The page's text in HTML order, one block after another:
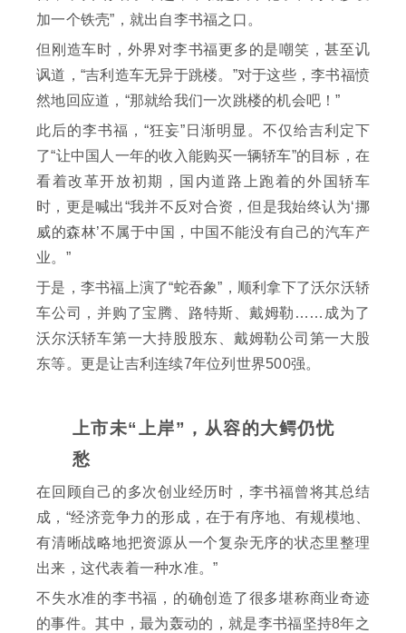
加一个铁壳”，就出自李书福之口。
但刚造车时，外界对李书福更多的是嘲笑，甚至讥
讽道，“吉利造车无异于跳楼。”对于这些，李书福愤
然地回应道，“那就给我们一次跳楼的机会吧！”
此后的李书福，“狂妄”日渐明显。不仅给吉利定下
了“让中国人一年的收入能购买一辆轿车”的目标，在
看着改革开放初期，国内道路上跑着的外国轿车
时，更是喊出“我并不反对合资，但是我始终认为‘挪
威的森林’不属于中国，中国不能没有自己的汽车产
业。”
于是，李书福上演了“蛇吞象”，顺利拿下了沃尔沃轿
车公司，并购了宝腾、路特斯、戴姆勒……成为了
沃尔沃轿车第一大持股股东、戴姆勒公司第一大股
东等。更是让吉利连续7年位列世界500强。
上市未“上岸”，从容的大鳄仍忧
愁
在回顾自己的多次创业经历时，李书福曾将其总结
成，“经济竞争力的形成，在于有序地、有规模地、
有清晰战略地把资源从一个复杂无序的状态里整理
出来，这代表着一种水准。”
不失水准的李书福，的确创造了很多堪称商业奇迹
的事件。其中，最为轰动的，就是李书福坚持8年之